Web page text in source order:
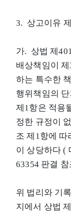
3. 상고이유
가. 상법 제
배상책임이
하는 특수한
행위책임의
제1항은 적용
정한 규정이
조 제1항에 따
이 상당하다 (
63354 판결 참
위 법리와 기
지에서 상법